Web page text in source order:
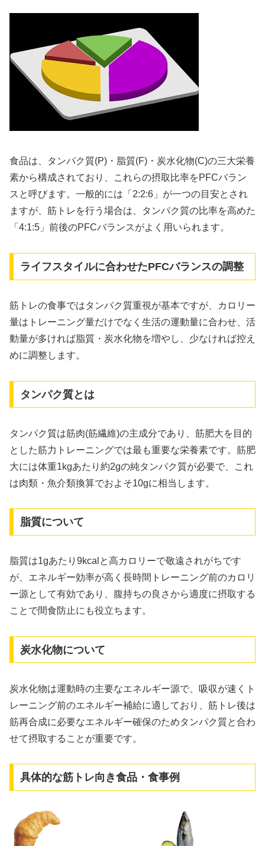
食品は、タンパク質(P)・脂質(F)・炭水化物(C)の三大栄養
素から構成されており、これらの摂取比率をPFCバラン
スと呼びます。一般的には「2:2:6」が一つの目安とされ
ますが、筋トレを行う場合は、タンパク質の比率を高めた
「4:1:5」前後のPFCバランスがよく用いられます。
ライフスタイルに合わせたPFCバランスの調整
筋トレの食事ではタンパク質重視が基本ですが、カロリー
量はトレーニング量だけでなく生活の運動量に合わせ、活
動量が多ければ脂質・炭水化物を増やし、少なければ控え
めに調整します。
タンパク質とは
タンパク質は筋肉(筋繊維)の主成分であり、筋肥大を目的
とした筋力トレーニングでは最も重要な栄養素です。筋肥
大には体重1kgあたり約2gの純タンパク質が必要で、これ
は肉類・魚介類換算でおよそ10gに相当します。
脂質について
脂質は1gあたり9kcalと高カロリーで敬遠されがちです
が、エネルギー効率が高く長時間トレーニング前のカロリ
ー源として有効であり、腹持ちの良さから適度に摂取する
ことで間食防止にも役立ちます。
炭水化物について
炭水化物は運動時の主要なエネルギー源で、吸収が速くト
レーニング前のエネルギー補給に適しており、筋トレ後は
筋再合成に必要なエネルギー確保のためタンパク質と合わ
せて摂取することが重要です。
具体的な筋トレ向き食品・食事例